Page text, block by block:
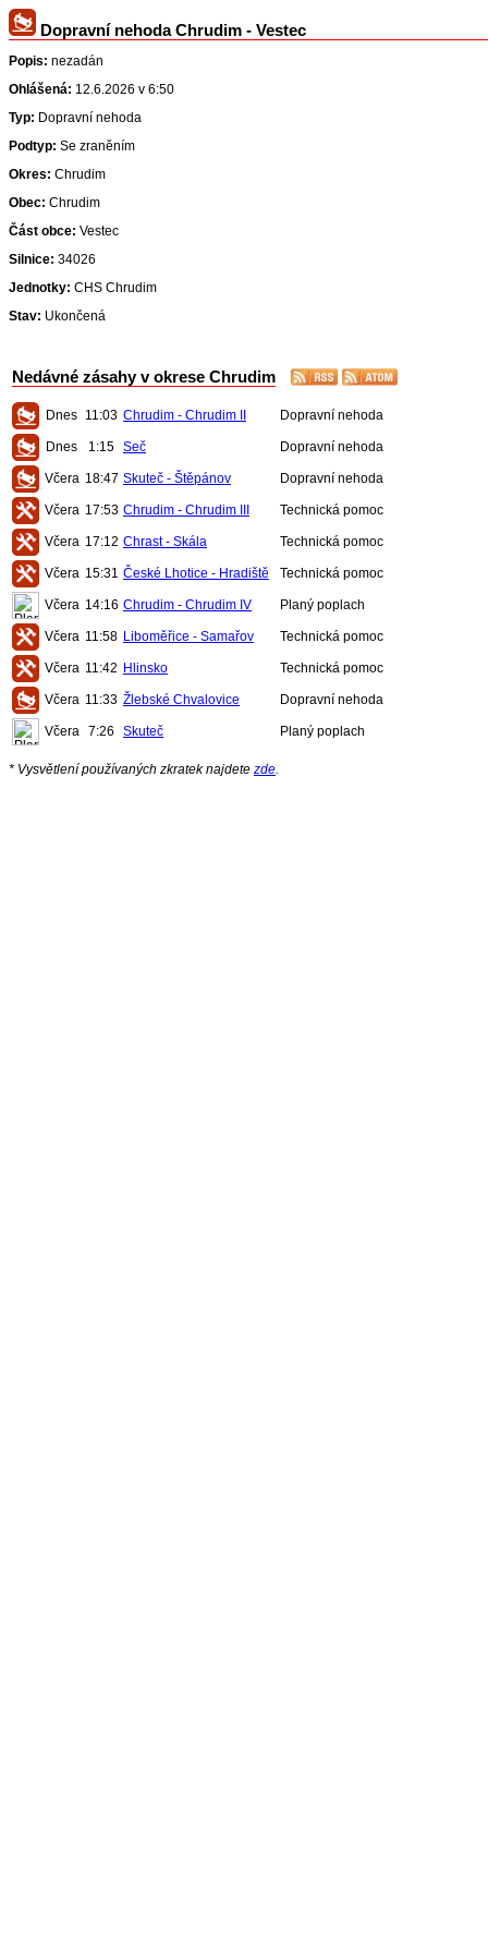
Dopravní nehoda Chrudim - Vestec
Popis: nezadán
Ohlášená: 12.6.2026 v 6:50
Typ: Dopravní nehoda
Podtyp: Se zraněním
Okres: Chrudim
Obec: Chrudim
Část obce: Vestec
Silnice: 34026
Jednotky: CHS Chrudim
Stav: Ukončená
Nedávné zásahy v okrese Chrudim
Dnes 11:03 Chrudim - Chrudim II Dopravní nehoda
Dnes 1:15 Seč Dopravní nehoda
Včera 18:47 Skuteč - Štěpánov Dopravní nehoda
Včera 17:53 Chrudim - Chrudim III Technická pomoc
Včera 17:12 Chrast - Skála Technická pomoc
Včera 15:31 České Lhotice - Hradiště Technická pomoc
Včera 14:16 Chrudim - Chrudim IV Planý poplach
Včera 11:58 Liboměřice - Samařov Technická pomoc
Včera 11:42 Hlinsko Technická pomoc
Včera 11:33 Žlebské Chvalovice Dopravní nehoda
Včera 7:26 Skuteč Planý poplach
* Vysvětlení používaných zkratek najdete zde.